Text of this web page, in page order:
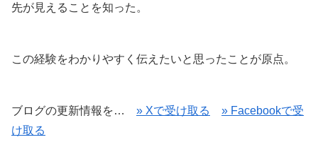
先が見えることを知った。
この経験をわかりやすく伝えたいと思ったことが原点。
ブログの更新情報を… » Xで受け取る
» Facebookで受
け取る